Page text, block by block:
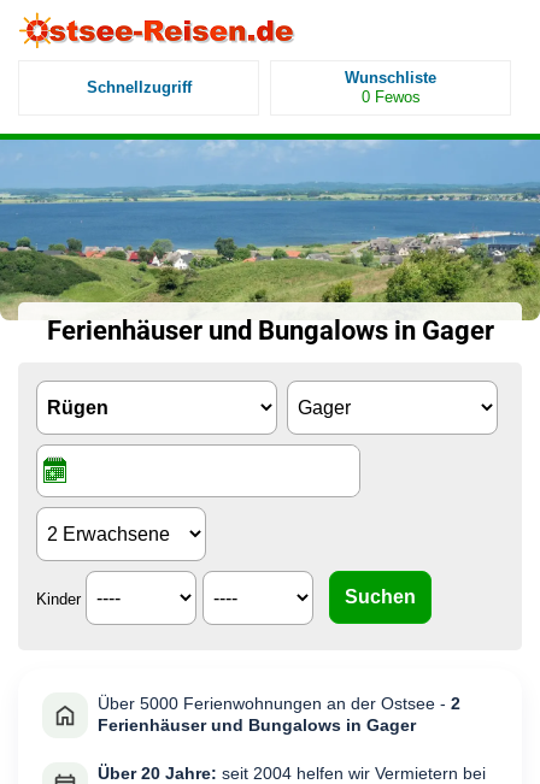
Schnellzugriff
Wunschliste
0 Fewos
Ferienhäuser und Bungalows in Gager
Kinder
Über 5000 Ferienwohnungen an der Ostsee - 2
Ferienhäuser und Bungalows in Gager
Über 20 Jahre: seit 2004 helfen wir Vermietern bei